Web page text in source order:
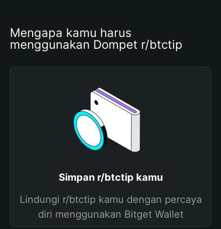
Mengapa kamu harus
menggunakan Dompet r/btctip
Simpan r/btctip kamu
Lindungi r/btctip kamu dengan percaya
diri menggunakan Bitget Wallet